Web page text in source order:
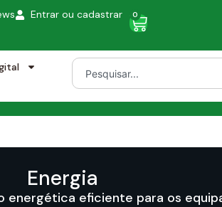
Entrar ou cadastrar 0
Energia
energética eficiente para os